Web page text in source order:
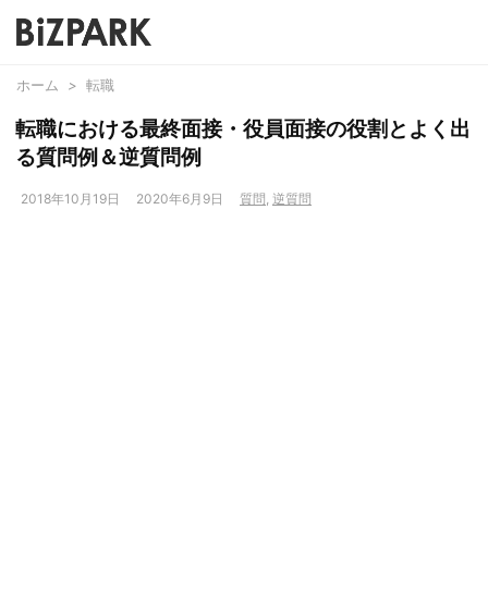
ホーム > 転職
転職における最終面接・役員面接の役割とよく出
る質問例＆逆質問例
2018年10月19日 2020年6月9日 質問, 逆質問